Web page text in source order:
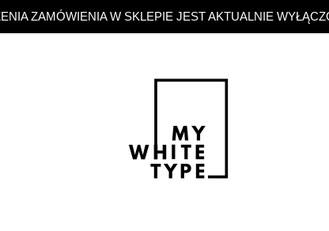
ZAMÓWIENIA W SKLEPIE JEST AKTUALNIE